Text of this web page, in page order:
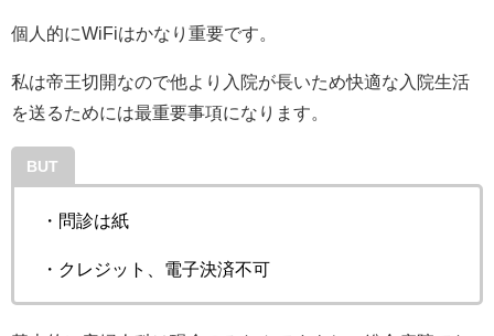
個人的にWiFiはかなり重要です。
私は帝王切開なので他より入院が長いため快適な入院生活
を送るためには最重要事項になります。
BUT
・問診は紙
・クレジット、電子決済不可